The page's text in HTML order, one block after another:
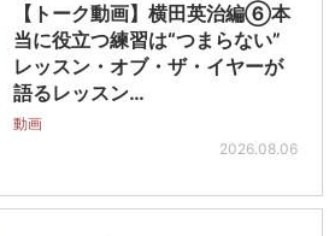
【トーク動画】横田英治編⑥本
当に役立つ練習は“つまらない”
レッスン・オブ・ザ・イヤーが
語るレッスン…
動画
2026.08.06